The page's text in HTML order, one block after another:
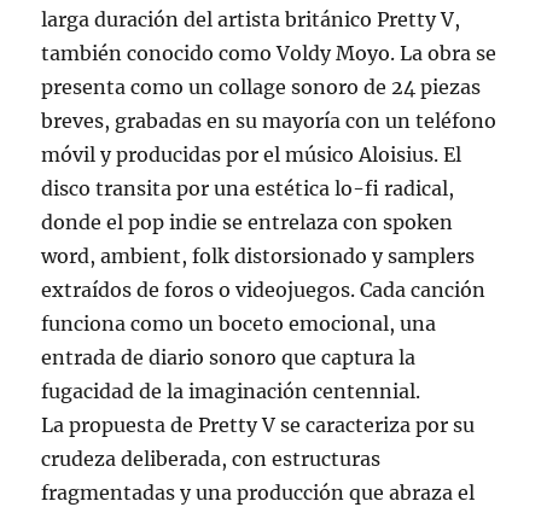
larga duración del artista británico Pretty V,
también conocido como Voldy Moyo. La obra se
presenta como un collage sonoro de 24 piezas
breves, grabadas en su mayoría con un teléfono
móvil y producidas por el músico Aloisius. El
disco transita por una estética lo-fi radical,
donde el pop indie se entrelaza con spoken
word, ambient, folk distorsionado y samplers
extraídos de foros o videojuegos. Cada canción
funciona como un boceto emocional, una
entrada de diario sonoro que captura la
fugacidad de la imaginación centennial.
La propuesta de Pretty V se caracteriza por su
crudeza deliberada, con estructuras
fragmentadas y una producción que abraza el